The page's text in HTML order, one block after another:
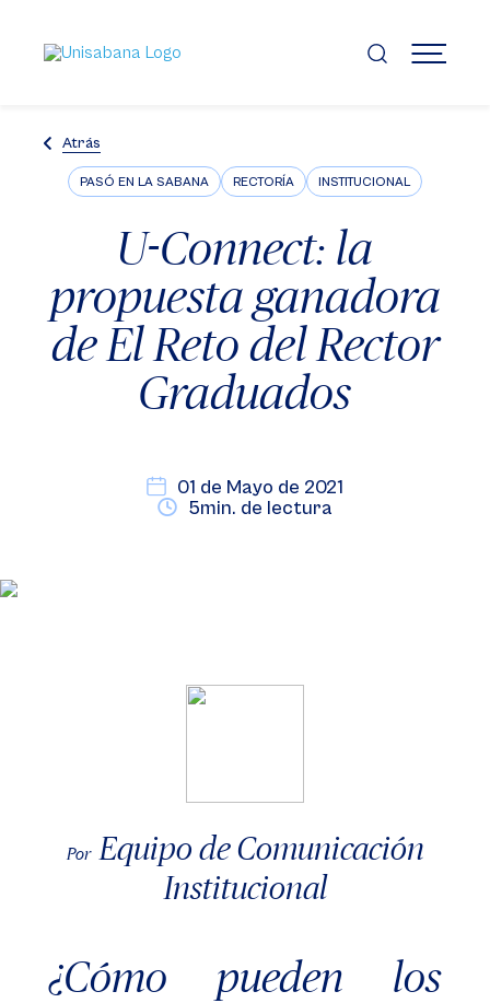
contenido
principal
MENÚ
Atrás
PASÓ EN LA SABANA RECTORÍA INSTITUCIONAL
U-Connect: la
propuesta ganadora
de El Reto del Rector
Graduados
01 de Mayo de 2021
5min. de lectura
Por Equipo de Comunicación
Institucional
¿Cómo pueden los